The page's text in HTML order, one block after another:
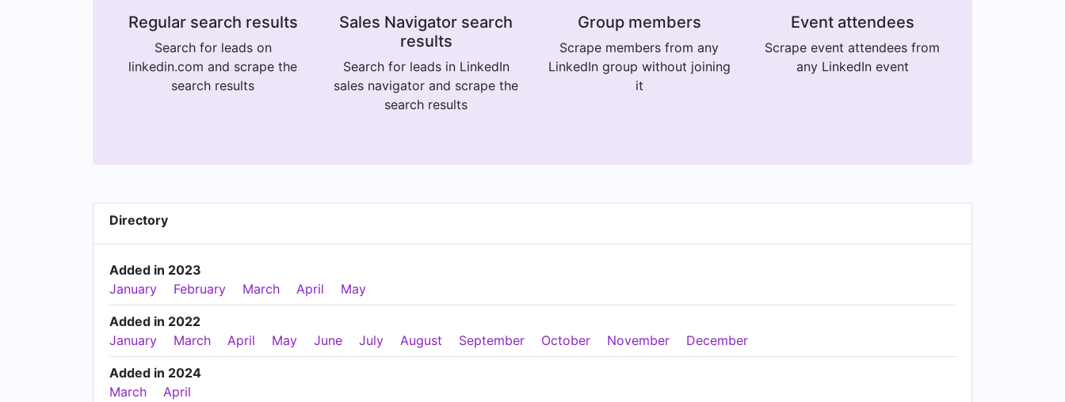
Regular search results
Search for leads on
linkedin.com and scrape the
search results
Sales Navigator search
results
Search for leads in LinkedIn
sales navigator and scrape the
search results
Group members
Scrape members from any
LinkedIn group without joining
it
Event attendees
Scrape event attendees from
any LinkedIn event
Directory
Added in 2023
January
February March April May
Added in 2022
January
March April May June July August September October November December
Added in 2024
March
April